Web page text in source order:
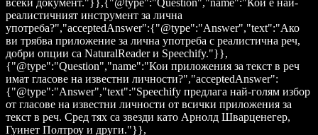
всеки документ."}},{"@type":"Question","name":"Кой е най-
реалистичният инструмент за лична
употреба?","acceptedAnswer":{"@type":"Answer","text":"Ако
ви трябва приложение за лична употреба с реалистична реч,
добри опции са NaturalReader и Speechify."}},
{"@type":"Question","name":"Кои приложения за текст в реч
имат гласове на известни личности?","acceptedAnswer":
{"@type":"Answer","text":"Speechify предлага най-голям избор
от гласове на известни личности от всички приложения за
текст в реч. Сред тях са звезди като Арнолд Шварценегер,
Гуинет Полтроу и други."}},